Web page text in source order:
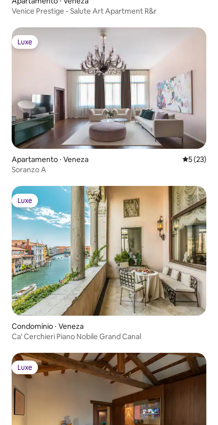
Venice Prestige - Salute Art Apartment R&r
Luxe
Luxe
Apartamento ⋅ Veneza 5 de uma
5 (23)
Soranzo A
Luxe
Luxe
Condomínio ⋅ Veneza
Ca' Cerchieri Piano Nobile Grand Canal
Luxe
Luxe